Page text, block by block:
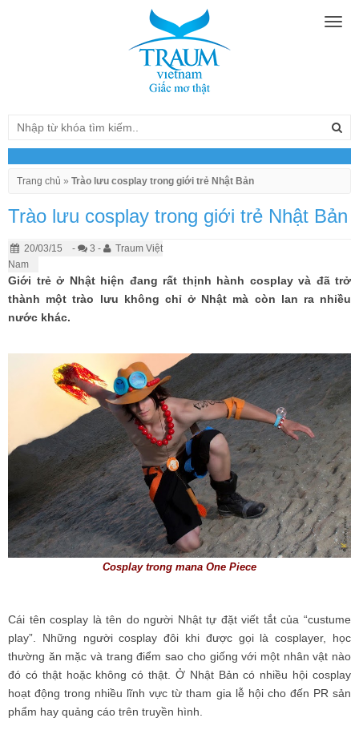
Trang chủ » Trào lưu cosplay trong giới trẻ Nhật Bản
Trào lưu cosplay trong giới trẻ Nhật Bản
20/03/15 - 3 -
Traum Việt
Nam
Giới trẻ ở Nhật hiện đang rất thịnh hành cosplay và đã trở
thành một trào lưu không chỉ ở Nhật mà còn lan ra nhiều
nước khác.
Cosplay trong mana One Piece
Cái tên cosplay là tên do người Nhật tự đặt viết tắt của “custume
play”. Những người cosplay đôi khi được gọi là cosplayer, học
thường ăn mặc và trang điểm sao cho giống với một nhân vật nào
đó có thật hoặc không có thật. Ở Nhật Bản có nhiều hội cosplay
hoạt động trong nhiều lĩnh vực từ tham gia lễ hội cho đến PR sản
phẩm hay quảng cáo trên truyền hình.